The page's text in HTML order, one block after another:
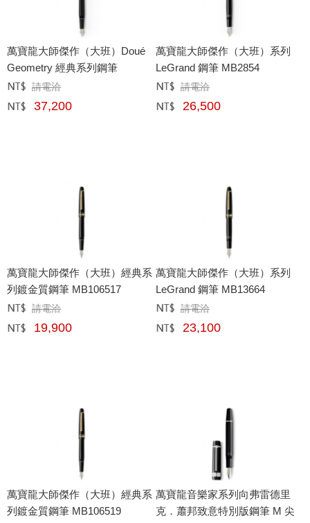
萬寶龍大師傑作（大班）Doué
Geometry 經典系列鋼筆
定價﹕請電洽
網購﹕ 37,200
萬寶龍大師傑作（大班）系列
LeGrand 鋼筆 MB2854
定價﹕ 請電洽
網購﹕ 26,500
萬寶龍大師傑作（大班）經典系
列鍍金質鋼筆 MB106517
定價﹕請電洽
網購﹕ 19,900
萬寶龍大師傑作（大班）系列
LeGrand 鋼筆 MB13664
定價﹕ 請電洽
網購﹕ 23,100
萬寶龍大師傑作（大班）經典系
列鍍金質鋼筆 MB106519
萬寶龍音樂家系列向弗雷德里
克．蕭邦致意特別版鋼筆 M 尖